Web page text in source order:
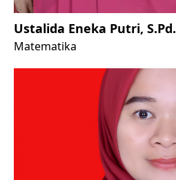
Ustalida Eneka Putri, S.Pd.
Matematika